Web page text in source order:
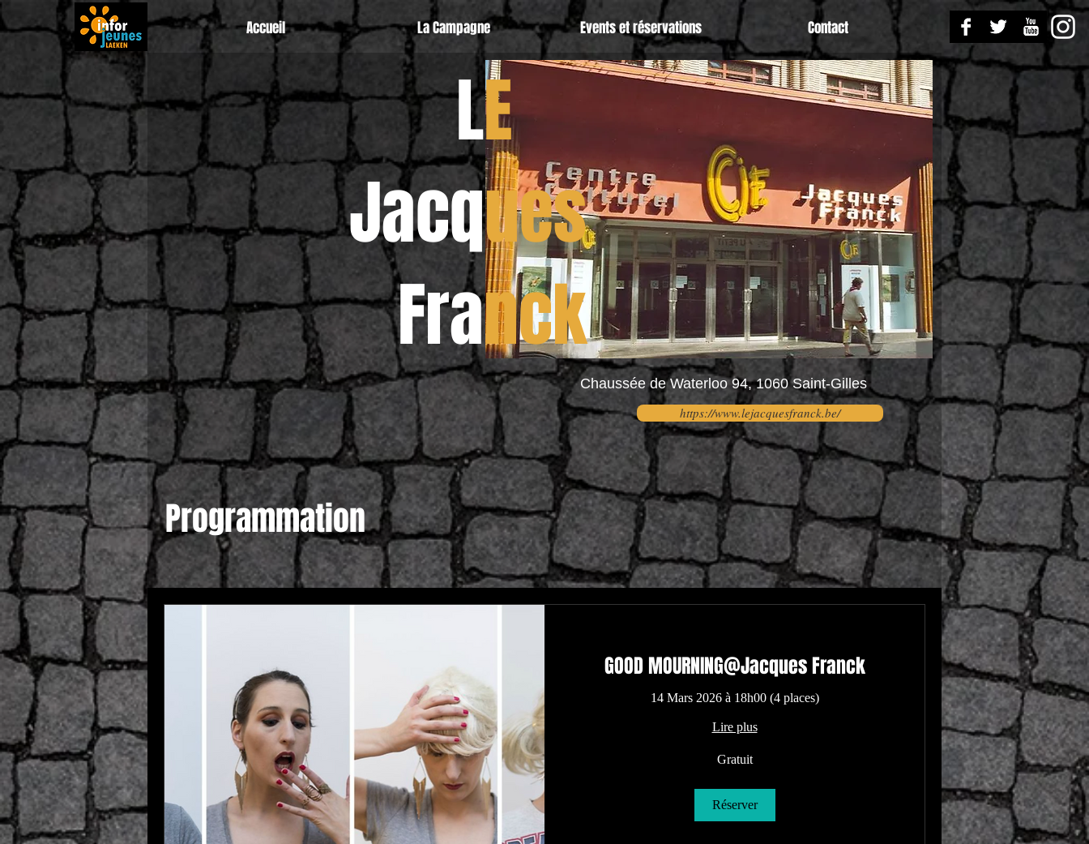
Accueil La Campagne Events et réservations Contact
LE
Jacques
Franck
Chaussée de Waterloo 94, 1060 Saint-Gilles
https://www.lejacquesfranck.be/
Programmation
GOOD MOURNING@Jacques Franck
14 Mars 2026 à 18h00 (4 places)
Lire plus
Gratuit
Réserver